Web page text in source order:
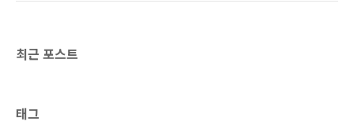
최근 포스트
태그